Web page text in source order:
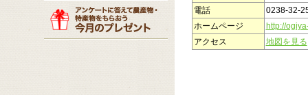
電話
0238-32-
ホームページ
http://
アクセス
地図を見る